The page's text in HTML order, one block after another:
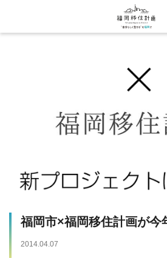
福岡市×福岡移住計画が今
2014.04.07